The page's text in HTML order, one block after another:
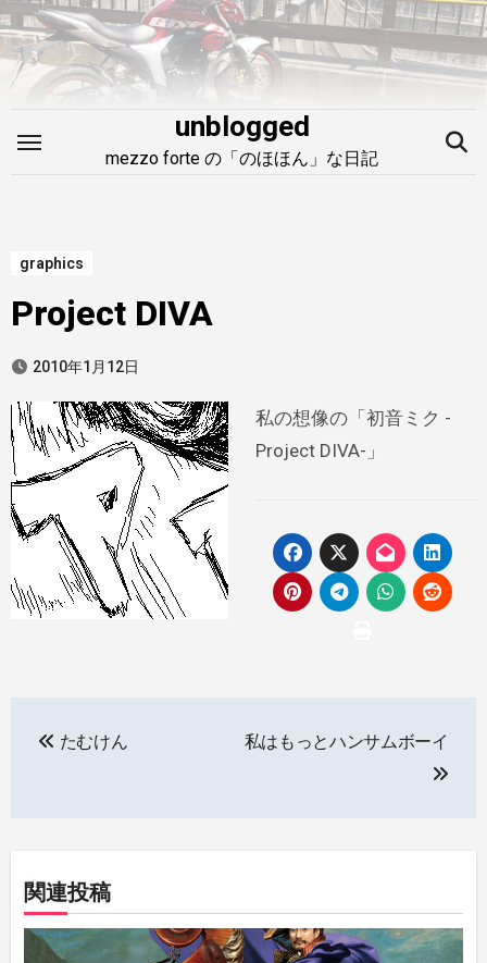
内
容
を
unblogged
mezzo forte の「のほほん」な日記
graphics
Project DIVA
2010年1月12日
私の想像の「初音ミク -
Project DIVA-」
ゲ
ー
たむけん 私はもっとハンサムボーイ
関連投稿